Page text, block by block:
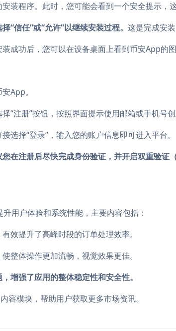
装程序。此时，您可能会看到一个安全提示，
“信任”或“允许”以继续安装过程。 这是完成安装
成功后，您可以在设备桌面上看到币安App的图
App。
“注册”按钮，按照界面提示使用邮箱或手机号创
选择“登录”，输入您的账户信息即可进入平台。
在注册后尽快完成身份验证，并开启双重验证
用户体验和系统性能，主要内容包括：
效提升了高峰时段的订单处理效率。
整体操作更加流畅，视觉效果更佳。
增强了应用的整体稳定性和安全性。
容模块，帮助用户获取更多市场资讯。